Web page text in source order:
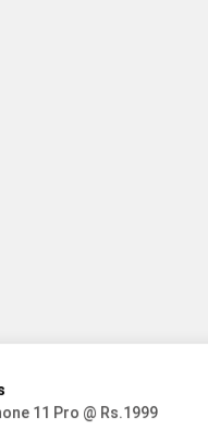
cookies. Genom att fortsätta
cookies, se:Cookie-policy